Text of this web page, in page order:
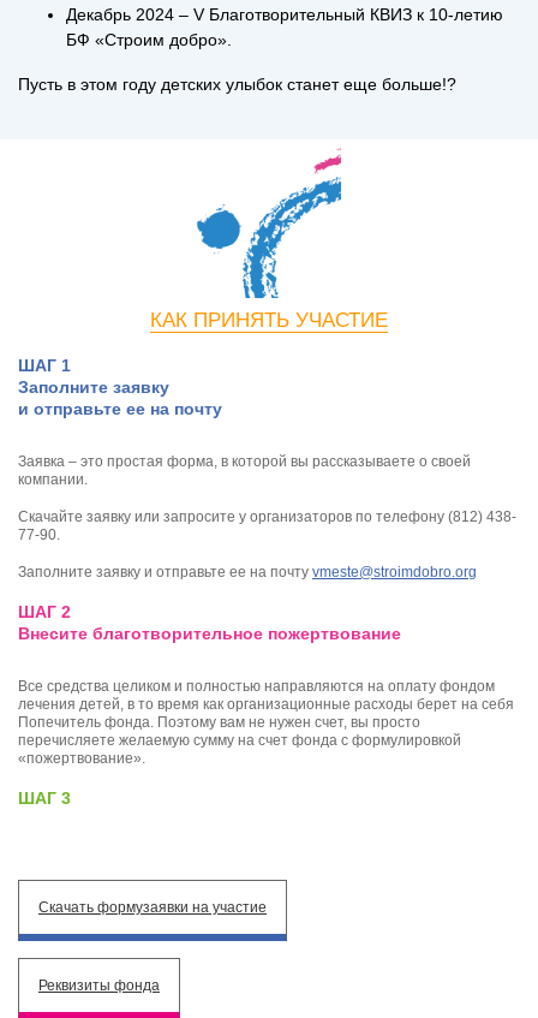
Декабрь 2024 – V Благотворительный КВИЗ к 10-летию
БФ «Строим добро».
Пусть в этом году детских улыбок станет еще больше!?
КАК ПРИНЯТЬ УЧАСТИЕ
ШАГ 1
Заполните заявку
и отправьте ее на почту
Заявка – это простая форма, в которой вы рассказываете о своей
компании.
Скачайте заявку или запросите у организаторов по телефону (812) 438-
77-90.
Заполните заявку и отправьте ее на почту vmeste@stroimdobro.org
ШАГ 2
Внесите благотворитель­ное пожертвование
Все средства целиком и полностью направляются на оплату фондом
лечения детей, в то время как организационные расходы берет на себя
Попечитель фонда. Поэтому вам не нужен счет, вы просто
перечисляете желаемую сумму на счет фонда с формулировкой
«пожертвование».
ШАГ 3
Скачать формузаявки на участие
Реквизиты фонда